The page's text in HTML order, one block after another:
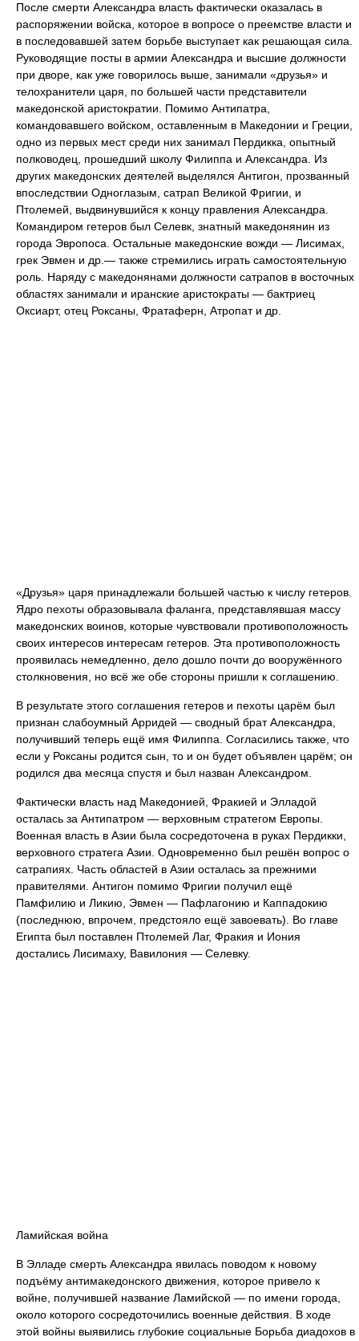
После смерти Александра власть фактически оказалась в
распоряжении войска, которое в вопросе о преемстве власти и
в последовавшей затем борьбе выступает как решающая сила.
Руководящие посты в армии Александра и высшие должности
при дворе, как уже говорилось выше, занимали «друзья» и
телохранители царя, по большей части представители
македонской аристократии. Помимо Антипатра,
командовавшего войском, оставленным в Македонии и Греции,
одно из первых мест среди них занимал Пердикка, опытный
полководец, прошедший школу Филиппа и Александра. Из
других македонских деятелей выделялся Антигон, прозванный
впоследствии Одноглазым, сатрап Великой Фригии, и
Птолемей, выдвинувшийся к концу правления Александра.
Командиром гетеров был Селевк, знатный македонянин из
города Эвропоса. Остальные македонские вожди — Лисимах,
грек Эвмен и др.— также стремились играть самостоятельную
роль. Наряду с македонянами должности сатрапов в восточных
областях занимали и иранские аристократы — бактриец
Оксиарт, отец Роксаны, Фратаферн, Атропат и др.
«Друзья» царя принадлежали большей частью к числу гетеров.
Ядро пехоты образовывала фаланга, представлявшая массу
македонских воинов, которые чувствовали противоположность
своих интересов интересам гетеров. Эта противоположность
проявилась немедленно, дело дошло почти до вооружённого
столкновения, но всё же обе стороны пришли к соглашению.
В результате этого соглашения гетеров и пехоты царём был
признан слабоумный Арридей — сводный брат Александра,
получивший теперь ещё имя Филиппа. Согласились также, что
если у Роксаны родится сын, то и он будет объявлен царём; он
родился два месяца спустя и был назван Александром.
Фактически власть над Македонией, Фракией и Элладой
осталась за Антипатром — верховным стратегом Европы.
Военная власть в Азии была сосредоточена в руках Пердикки,
верховного стратега Азии. Одновременно был решён вопрос о
сатрапиях. Часть областей в Азии осталась за прежними
правителями. Антигон помимо Фригии получил ещё
Памфилию и Ликию, Эвмен — Пафлагонию и Каппадокию
(последнюю, впрочем, предстояло ещё завоевать). Во главе
Египта был поставлен Птолемей Лаг, Фракия и Иония
достались Лисимаху, Вавилония — Селевку.
Ламийская война
В Элладе смерть Александра явилась поводом к новому
подъёму антимакедонского движения, которое привело к
войне, получившей название Ламийской — по имени города,
около которого сосредоточились военные действия. В ходе
этой войны выявились глубокие социальные Борьба диадохов в